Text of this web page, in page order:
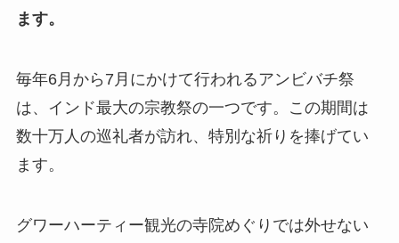
ます。
毎年6月から7月にかけて行われるアンビバチ祭
は、インド最大の宗教祭の一つです。この期間は
数十万人の巡礼者が訪れ、特別な祈りを捧げてい
ます。
グワーハーティー観光の寺院めぐりでは外せない